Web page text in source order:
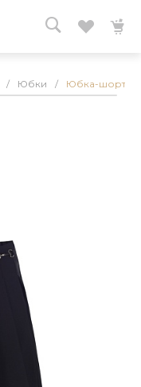
/ Юбки / Юбка-шорты